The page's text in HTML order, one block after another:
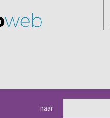
naar